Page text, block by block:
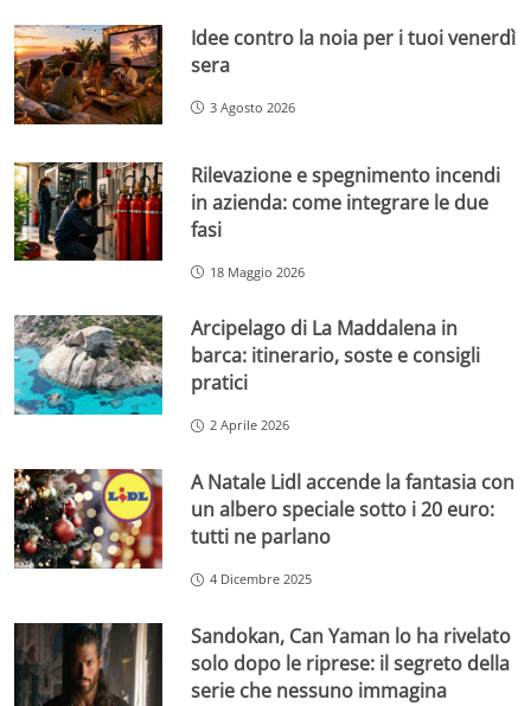
Idee contro la noia per i tuoi venerdì
sera
3 Agosto 2026
Rilevazione e spegnimento incendi
in azienda: come integrare le due
fasi
18 Maggio 2026
Arcipelago di La Maddalena in
barca: itinerario, soste e consigli
pratici
2 Aprile 2026
A Natale Lidl accende la fantasia con
un albero speciale sotto i 20 euro:
tutti ne parlano
4 Dicembre 2025
Sandokan, Can Yaman lo ha rivelato
solo dopo le riprese: il segreto della
serie che nessuno immagina